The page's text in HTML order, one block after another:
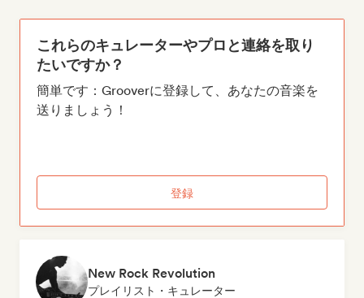
これらのキュレーターやプロと連絡を取り
たいですか？
簡単です：Grooverに登録して、あなたの音楽を
送りましょう！
登録
New Rock Revolution
プレイリスト・キュレーター